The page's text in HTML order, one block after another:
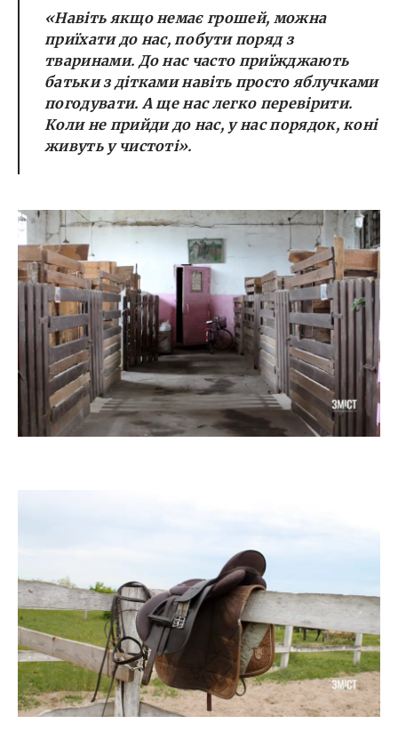
«Навіть якщо немає грошей, можна
приїхати до нас, побути поряд з
тваринами. До нас часто приїжджають
батьки з дітками навіть просто яблучками
погодувати. А ще нас легко перевірити.
Коли не прийди до нас, у нас порядок, коні
живуть у чистоті».